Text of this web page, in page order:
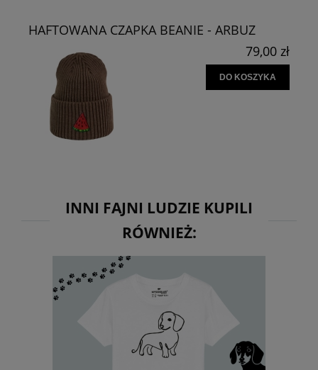
HAFTOWANA CZAPKA BEANIE - ARBUZ
79,00 zł
DO KOSZYKA
INNI FAJNI LUDZIE KUPILI
RÓWNIEŻ: